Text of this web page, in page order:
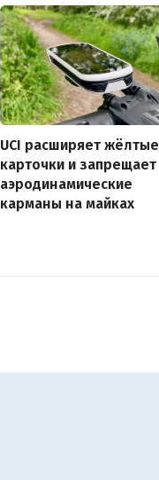
UCI расширяет жёлтые
карточки и запрещает
аэродинамические
карманы на майках